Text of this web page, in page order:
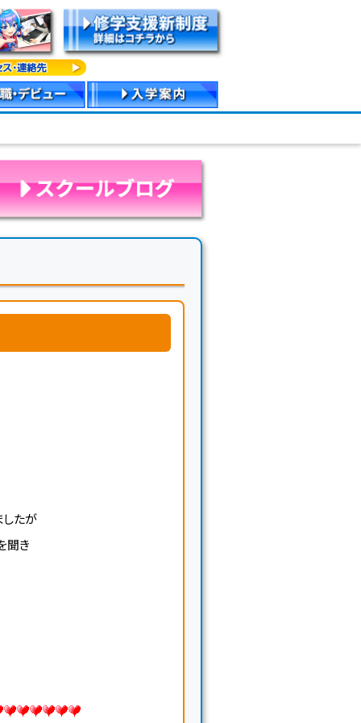
したが
聞き